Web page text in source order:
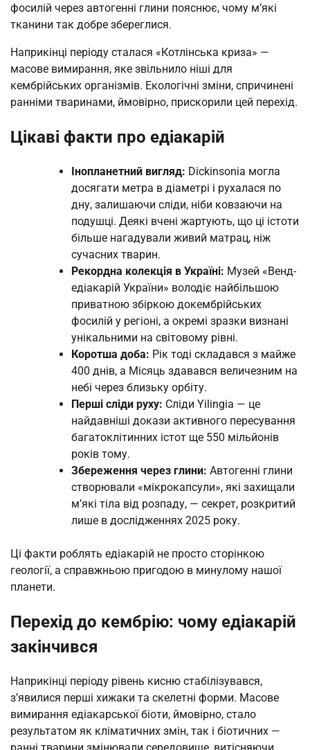
фосилій через автогенні глини пояснює, чому м’які
тканини так добре збереглися.
Наприкінці періоду сталася «Котлінська криза» —
масове вимирання, яке звільнило ніші для
кембрійських організмів. Екологічні зміни, спричинені
ранніми тваринами, ймовірно, прискорили цей перехід.
Цікаві факти про едіакарій
Інопланетний вигляд: Dickinsonia могла
досягати метра в діаметрі і рухалася по
дну, залишаючи сліди, ніби ковзаючи на
подушці. Деякі вчені жартують, що ці істоти
більше нагадували живий матрац, ніж
сучасних тварин.
Рекордна колекція в Україні: Музей «Венд-
едіакарій України» володіє найбільшою
приватною збіркою докембрійських
фосилій у регіоні, а окремі зразки визнані
унікальними на світовому рівні.
Коротша доба: Рік тоді складався з майже
400 днів, а Місяць здавався величезним на
небі через близьку орбіту.
Перші сліди руху: Сліди Yilingia — це
найдавніші докази активного пересування
багатоклітинних істот ще 550 мільйонів
років тому.
Збереження через глини: Автогенні глини
створювали «мікрокапсули», які захищали
м’які тіла від розпаду, — секрет, розкритий
лише в дослідженнях 2025 року.
Ці факти роблять едіакарій не просто сторінкою
геології, а справжньою пригодою в минулому нашої
планети.
Перехід до кембрію: чому едіакарій
закінчився
Наприкінці періоду рівень кисню стабілізувався,
з’явилися перші хижаки та скелетні форми. Масове
вимирання едіакарської біоти, ймовірно, стало
результатом як кліматичних змін, так і біотичних —
ранні тварини змінювали середовище, витісняючи